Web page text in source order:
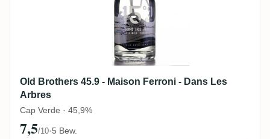
Old Brothers 45.9 - Maison Ferroni - Dans Les
Arbres
Cap Verde · 45,9%
7,5/10·5 Bew.